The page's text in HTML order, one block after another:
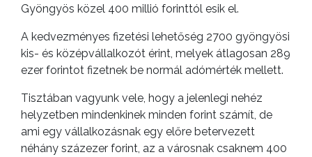
Gyöngyös közel 400 millió forinttól esik el.
A kedvezményes fizetési lehetőség 2700 gyöngyösi
kis- és középvállalkozót érint, melyek átlagosan 289
ezer forintot fizetnek be normál adómérték mellett.
Tisztában vagyunk vele, hogy a jelenlegi nehéz
helyzetben mindenkinek minden forint számít, de
ami egy vállalkozásnak egy előre betervezett
néhány százezer forint, az a városnak csaknem 400